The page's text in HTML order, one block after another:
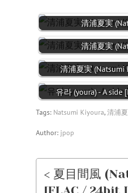
清浦夏実
清浦夏実
清浦夏実 (Natsumi
유라 (youra) - A side
Tags: Natsumi Kiyoura,清浦
Author: jpop
< 夏目間風